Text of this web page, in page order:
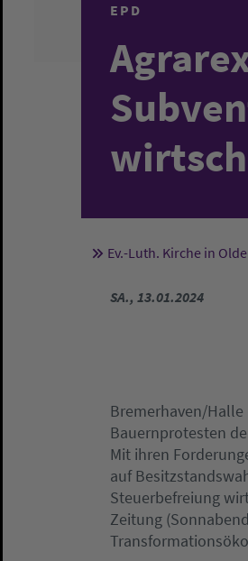
EPD
Sie sind hier:
Ev.-Luth. Kirche in
SA., 13.01.2024
Bremerhaven/Halle
Bauernprotesten
Mit ihren
auf
Steuerbefreiung
Zeitung